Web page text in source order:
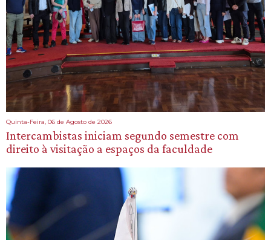
Quinta-Feira, 06 de Agosto de 2026
Intercambistas iniciam segundo semestre com
direito à visitação a espaços da faculdade